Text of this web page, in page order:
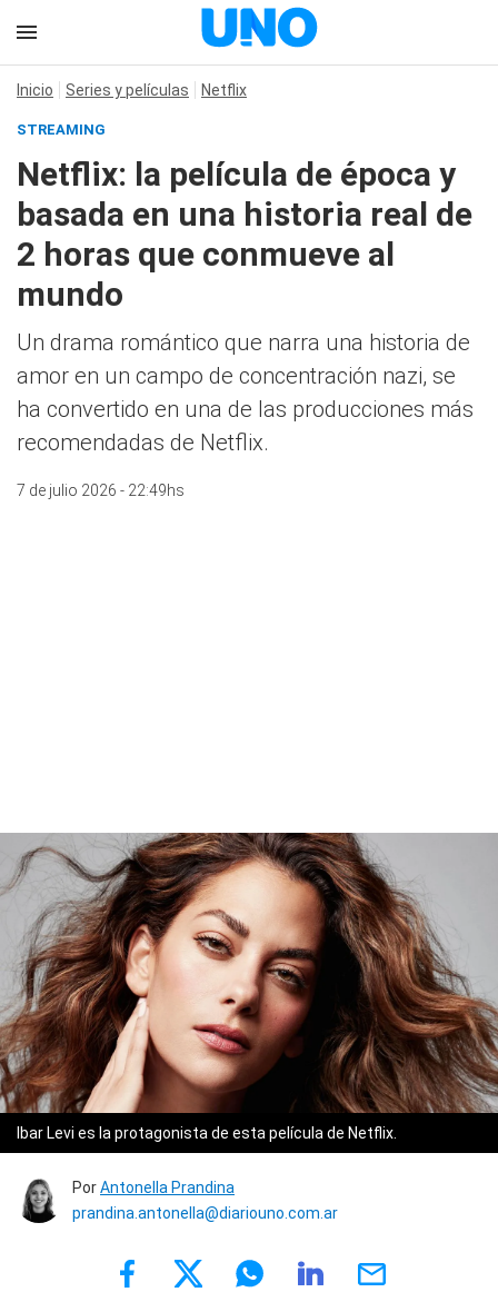
Inicio Series y películas Netflix
STREAMING
Netflix: la película de época y
basada en una historia real de
2 horas que conmueve al
mundo
Un drama romántico que narra una historia de
amor en un campo de concentración nazi, se
ha convertido en una de las producciones más
recomendadas de Netflix.
7 de julio 2026 - 22:49hs
Ibar Levi es la protagonista de esta película de Netflix.
PorAntonella Prandina
prandina.antonella@diariouno.com.ar